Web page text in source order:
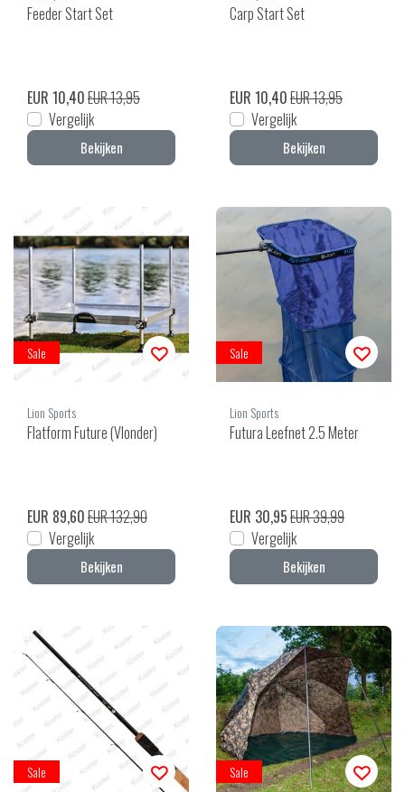
Feeder Start Set
EUR 10,40EUR 13,95
Vergelijk
Bekijken
Carp Start Set
EUR 10,40EUR 13,95
Vergelijk
Bekijken
Sale
Lion Sports
Flatform Future (Vlonder)
EUR 89,60EUR 132,90
Vergelijk
Bekijken
Sale
Lion Sports
Futura Leefnet 2.5 Meter
EUR 30,95EUR 39,99
Vergelijk
Bekijken
Sale Sale